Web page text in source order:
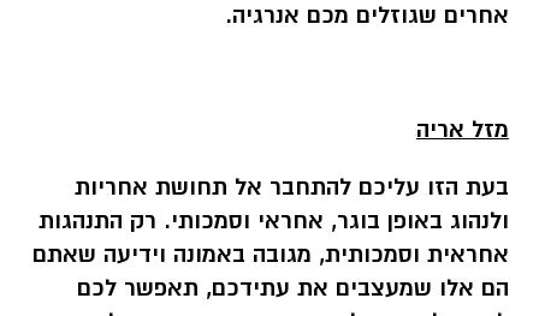
אחרים שגוזלים מכם אנרגיה.
מזל אריה
בעת הזו עליכם להתחבר אל תחושת אחריות
ולנהוג באופן בוגר, אחראי וסמכותי. רק התנהגות
אחראית וסמכותית, מגובה באמונה וידיעה שאתם
הם אלו שמעצבים את עתידכם, תאפשר לכם